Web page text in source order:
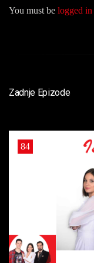
You must be logged in
Zadnje Epizode
84